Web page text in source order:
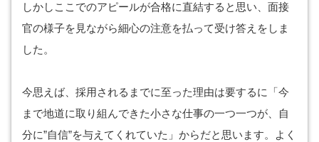
しかしここでのアピールが合格に直結すると思い、面接
官の様子を見ながら細心の注意を払って受け答えをしま
した。
今思えば、採用されるまでに至った理由は要するに「今
まで地道に取り組んできた小さな仕事の一つ一つが、自
分に”自信”を与えてくれていた」からだと思います。よく